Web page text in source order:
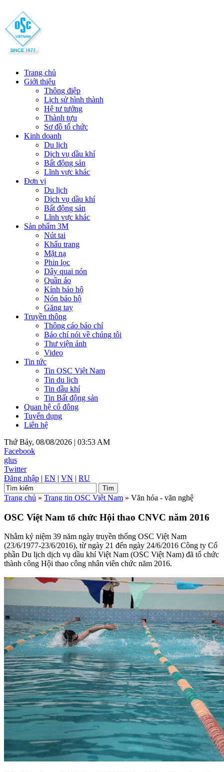
Trang chủ
Giới thiệu
Thông điệp
Lịch sử hình thành
Hệ tư tưởng
Thành tựu
Sơ đồ tổ chức
Kinh doanh
Du lịch
Dịch vụ dầu khí
Bất động sản
Lĩnh vực khác
Đơn vị
Du lịch
Dịch vụ dầu khí
Bất động sản
Lĩnh vực khác
Sản phẩm 3M
Nút tai
Khẩu trang
Mặt nạ
Phin lọc
Dây quai nón
Quần áo
Kính bảo hộ
Nón bảo hộ
Găng tay
Truyền thông
Thông cáo báo chí
Báo chí nói về chúng tôi
Thư viện ảnh
Video
Tin tức
Tin OSC Việt Nam
Tin du lịch
Tin dầu khí
Tin Bất động sản
Quan hệ cổ đông
Tuyển dụng
Liên hệ
Thứ Bảy, 08/08/2026 | 03:53 AM
Facebook
glus
Twitter
Đăng nhập | EN | VN | RU
Trang chủ » Trang tin OSC Việt Nam » Văn hóa - văn nghệ
OSC Việt Nam tổ chức Hội thao CNVC năm 2016
Nhằm kỷ niệm 39 năm ngày truyền thống OSC Việt Nam
(23/6/1977-23/6/2016), từ ngày 21 đến ngày 24/6/2016 Công ty Cổ
phần Du lịch dịch vụ dầu khí Việt Nam (OSC Việt Nam) đã tổ chức
thành công Hội thao công nhân viên chức năm 2016.